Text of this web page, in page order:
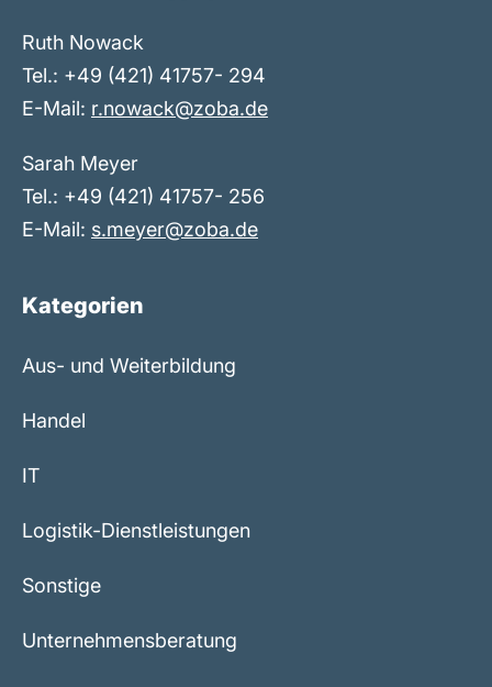
Ruth Nowack
Tel.: +49 (421) 41757- 294
E-Mail: r.nowack@zoba.de
Sarah Meyer
Tel.: +49 (421) 41757- 256
E-Mail: s.meyer@zoba.de
Kategorien
Aus- und Weiterbildung
Handel
IT
Logistik-Dienstleistungen
Sonstige
Unternehmensberatung